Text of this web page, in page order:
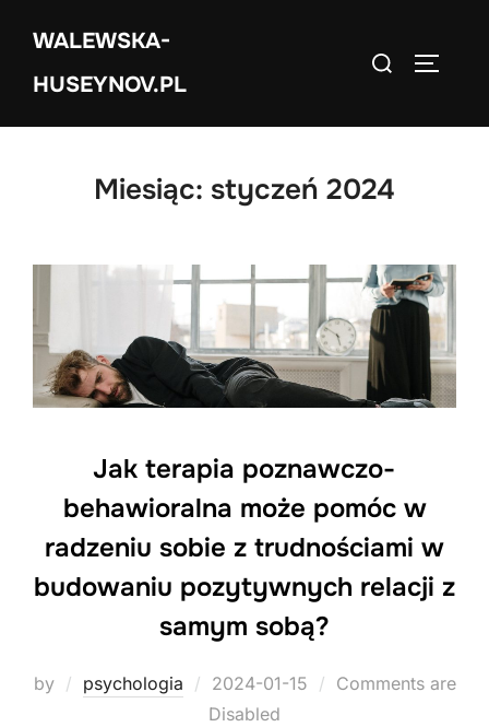
content
WALEWSKA-
HUSEYNOV.PL
Search
Miesiąc: styczeń 2024
Jak terapia poznawczo-
behawioralna może pomóc w
radzeniu sobie z trudnościami w
budowaniu pozytywnych relacji z
samym sobą?
by psychologia
Posted
on
2024-01-15
Comments are
Disabled